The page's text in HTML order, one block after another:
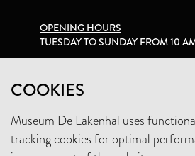
COOKIES
Museum De Lakenhal uses
tracking cookies for optimal
OPENING HOURS
TUESDAY TO SUNDAY FROM 10
+31 (0)71 5165360
INFO@LAKENHAL.NL